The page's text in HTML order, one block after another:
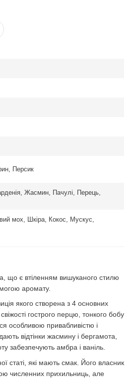
Персик
Жасмин, Пачулі, Перець,
мох, Шкіра, Кокос, Мускус,
що є втіленням вишуканого стилю
аромату.
якого створена з 4 основних
гострого перцю, тонкого бобу
особливою привабливістю і
відтінки жасмину і бергамота,
забезпечують амбра і ваніль.
статі, які мають смак. Його власник
численних прихильниць, але